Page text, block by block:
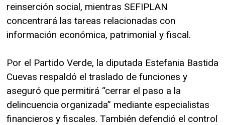
reinserción social, mientras SEFIPLAN
concentrará las tareas relacionadas con
información económica, patrimonial y fiscal.
Por el Partido Verde, la diputada Estefania Bastida
Cuevas respaldó el traslado de funciones y
aseguró que permitirá “cerrar el paso a la
delincuencia organizada” mediante especialistas
financieros y fiscales. También defendió el control